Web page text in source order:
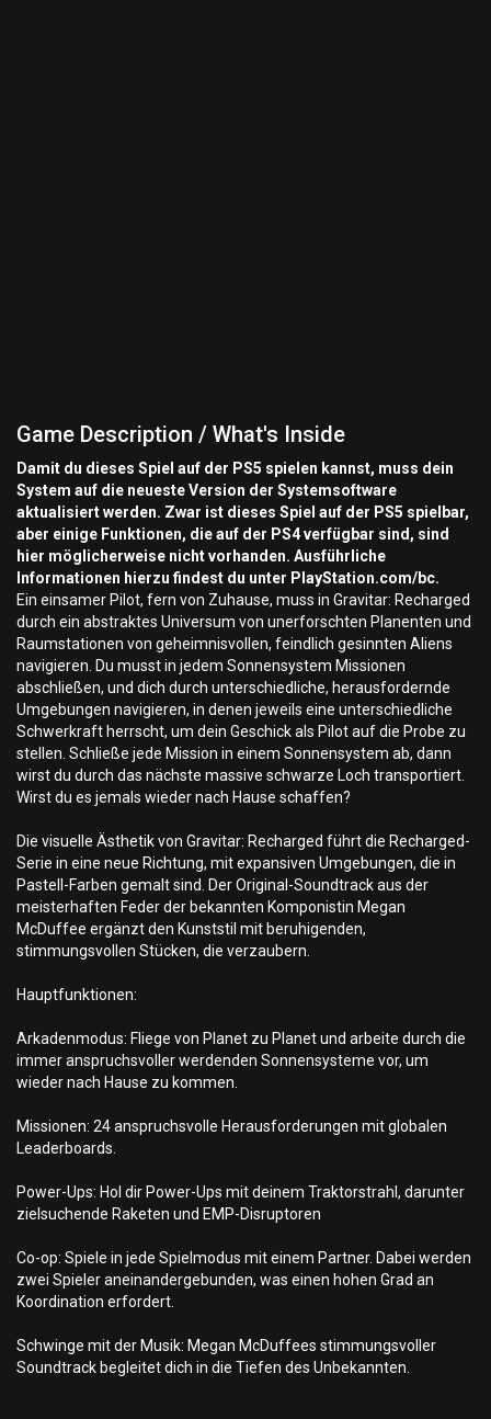
Game Description / What's Inside
Damit du dieses Spiel auf der PS5 spielen kannst, muss dein
System auf die neueste Version der Systemsoftware
aktualisiert werden. Zwar ist dieses Spiel auf der PS5 spielbar,
aber einige Funktionen, die auf der PS4 verfügbar sind, sind
hier möglicherweise nicht vorhanden. Ausführliche
Informationen hierzu findest du unter PlayStation.com/bc.
Ein einsamer Pilot, fern von Zuhause, muss in Gravitar: Recharged
durch ein abstraktes Universum von unerforschten Planenten und
Raumstationen von geheimnisvollen, feindlich gesinnten Aliens
navigieren. Du musst in jedem Sonnensystem Missionen
abschließen, und dich durch unterschiedliche, herausfordernde
Umgebungen navigieren, in denen jeweils eine unterschiedliche
Schwerkraft herrscht, um dein Geschick als Pilot auf die Probe zu
stellen. Schließe jede Mission in einem Sonnensystem ab, dann
wirst du durch das nächste massive schwarze Loch transportiert.
Wirst du es jemals wieder nach Hause schaffen?
Die visuelle Ästhetik von Gravitar: Recharged führt die Recharged-
Serie in eine neue Richtung, mit expansiven Umgebungen, die in
Pastell-Farben gemalt sind. Der Original-Soundtrack aus der
meisterhaften Feder der bekannten Komponistin Megan
McDuffee ergänzt den Kunststil mit beruhigenden,
stimmungsvollen Stücken, die verzaubern.
Hauptfunktionen:
Arkadenmodus: Fliege von Planet zu Planet und arbeite durch die
immer anspruchsvoller werdenden Sonnensysteme vor, um
wieder nach Hause zu kommen.
Missionen: 24 anspruchsvolle Herausforderungen mit globalen
Leaderboards.
Power-Ups: Hol dir Power-Ups mit deinem Traktorstrahl, darunter
zielsuchende Raketen und EMP-Disruptoren
Co-op: Spiele in jede Spielmodus mit einem Partner. Dabei werden
zwei Spieler aneinandergebunden, was einen hohen Grad an
Koordination erfordert.
Schwinge mit der Musik: Megan McDuffees stimmungsvoller
Soundtrack begleitet dich in die Tiefen des Unbekannten.